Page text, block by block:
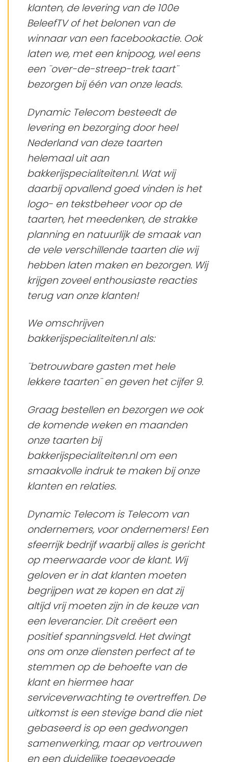
klanten, de levering van de 100e
BeleefTV of het belonen van de
winnaar van een facebookactie. Ook
laten we, met een knipoog, wel eens
een ¨over-de-streep-trek taart¨
bezorgen bij één van onze leads.
Dynamic Telecom besteedt de
levering en bezorging door heel
Nederland van deze taarten
helemaal uit aan
bakkerijspecialiteiten.nl. Wat wij
daarbij opvallend goed vinden is het
logo- en tekstbeheer voor op de
taarten, het meedenken, de strakke
planning en natuurlijk de smaak van
de vele verschillende taarten die wij
hebben laten maken en bezorgen. Wij
krijgen zoveel enthousiaste reacties
terug van onze klanten!
We omschrijven
bakkerijspecialiteiten.nl als:
¨betrouwbare gasten met hele
lekkere taarten¨ en geven het cijfer 9.
Graag bestellen en bezorgen we ook
de komende weken en maanden
onze taarten bij
bakkerijspecialiteiten.nl om een
smaakvolle indruk te maken bij onze
klanten en relaties.
Dynamic Telecom is Telecom van
ondernemers, voor ondernemers! Een
sfeerrijk bedrijf waarbij alles is gericht
op meerwaarde voor de klant. Wij
geloven er in dat klanten moeten
begrijpen wat ze kopen en dat zij
altijd vrij moeten zijn in de keuze van
een leverancier. Dit creëert een
positief spanningsveld. Het dwingt
ons om onze diensten perfect af te
stemmen op de behoefte van de
klant en hiermee haar
serviceverwachting te overtreffen. De
uitkomst is een stevige band die niet
gebaseerd is op een gedwongen
samenwerking, maar op vertrouwen
en een duidelijke toegevoegde